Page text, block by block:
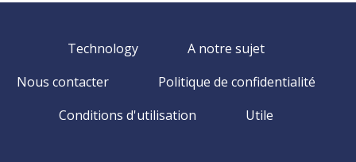
Technology
A notre sujet
Nous contacter
Politique de confidentialité
Conditions d'utilisation
Utile